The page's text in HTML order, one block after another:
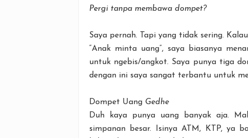
Pergi tanpa membawa dompet?
Saya pernah. Tapi yang tidak sering.
“Anak minta uang”, saya biasanya
untuk ngebis/angkot. Saya punya tiga
dengan ini saya sangat terbantu untuk
Dompet Uang Gedhe
Duh kaya punya uang banyak aja.
simpanan besar. Isinya ATM, KTP, ya